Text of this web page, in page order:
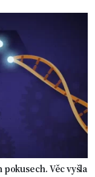
Věc vyšla